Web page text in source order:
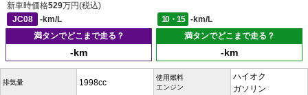
新車時価格529万円(税込)
JC08
-km/L 10・15
-km/L
満タンでどこまで走る？
-km
満タンでどこまで走る？
-km
排気量 1998cc
使用燃料
エンジン
ハイオク
ガソリン